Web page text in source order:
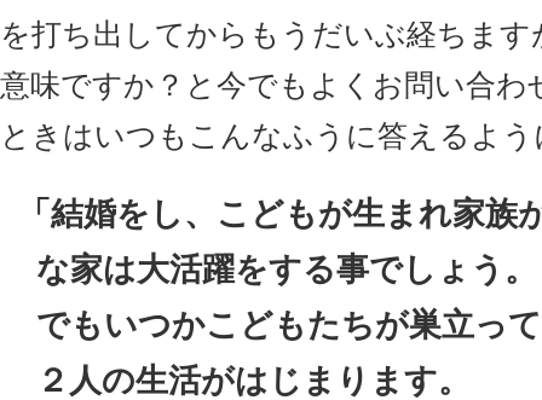
を打ち出してからもうだいぶ経ちま
意味ですか？と今でもよくお問い合
ときはいつもこんなふうに答えるよ
「結婚をし、こどもが生まれ家族
な家は大活躍をする事でしょう。
でもいつかこどもたちが巣立っ
２人の生活がはじまります。